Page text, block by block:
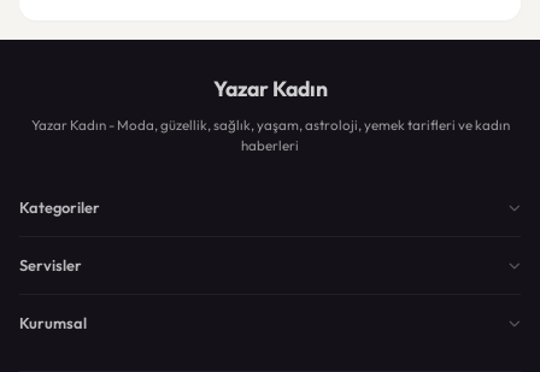
Yazar Kadın
Yazar Kadın - Moda, güzellik, sağlık, yaşam, astroloji, yemek tarifleri ve kadın
haberleri
Kategoriler
Servisler
Kurumsal